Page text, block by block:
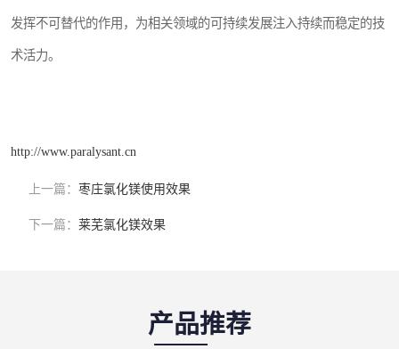
发挥不可替代的作用，为相关领域的可持续发展注入持续而稳定的技
术活力。
http://www.paralysant.cn
上一篇： 枣庄氯化镁使用效果
下一篇： 莱芜氯化镁效果
产品推荐